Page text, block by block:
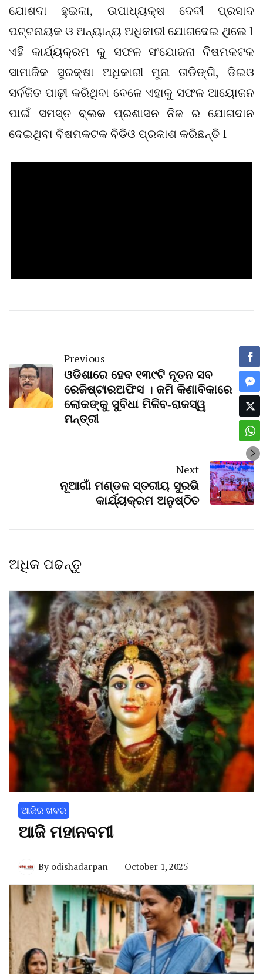
ଯୋଶଦା ହୁଇକା, ଉପାଧ୍ୟକ୍ଷ ଦେବୀ ପ୍ରସାଦ
ପଟ୍ଟନାୟକ ଓ ଅନ୍ୟାନ୍ୟ ଅଧିକାରୀ ଯୋଗଦେଇ ଥିଲେ l
ଏହି କାର୍ଯ୍ୟକ୍ରମ କୁ ସଫଳ ସଂଯୋଜନା ବିଷମକଟକ
ସାମାଜିକ ସୁରକ୍ଷା ଅଧିକାରୀ ମୁନା ତାଡିଙ୍ଗି, ଡିଇଓ
ସର୍ବଜିତ ପାଢ଼ୀ କରିଥିବା ବେଳେ ଏହାକୁ ସଫଳ ଆୟୋଜନ
ପାଇଁ ସମସ୍ତ ବ୍ଲକ ପ୍ରଶାସନ ନିଜ ର ଯୋଗଦାନ
ଦେଇଥିବା ବିଷମକଟକ ବିଡିଓ ପ୍ରକାଶ କରିଛନ୍ତି I
Previous
ଓଡିଶାରେ ହେବ ୧୩୯ଟି ନୂତନ ସବ
ରେଜିଷ୍ଟାରଅଫିସ । ଜମି କିଣାବିକାରେ
ଲୋକଙ୍କୁ ସୁବିଧା ମିଳିବ-ରାଜସ୍ୱ
ମନ୍ତ୍ରୀ
Next
ନୂଆଗାଁ ମଣ୍ଡଳ ସ୍ତରୀୟ ସୁରଭି
କାର୍ଯ୍ୟକ୍ରମ ଅନୁଷ୍ଠିତ
ଅଧିକ ପଢନ୍ତୁ
ଆଜିର ଖବର
ଆଜି ମହାନବମୀ
By odishadarpan October 1, 2025